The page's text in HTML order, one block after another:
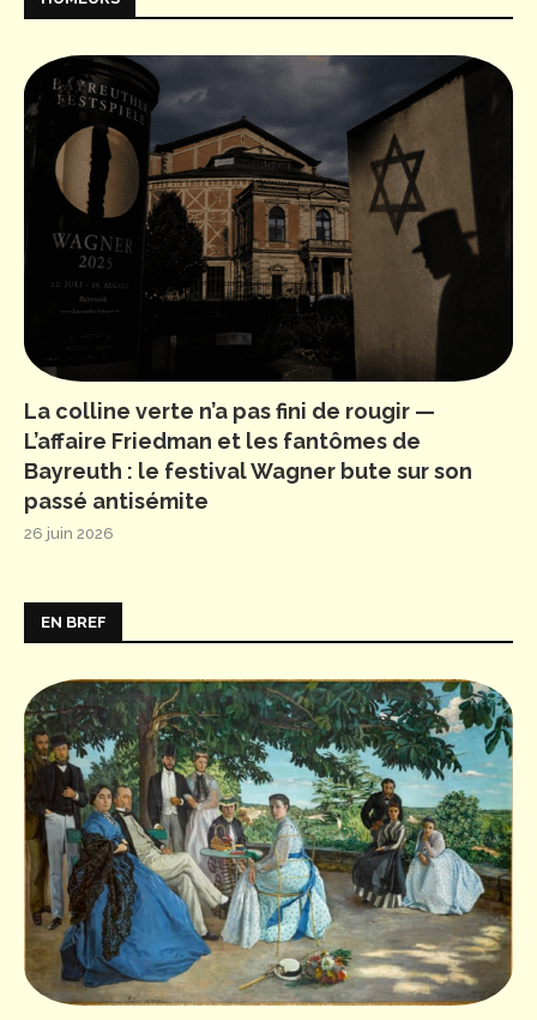
La colline verte n’a pas fini de rougir —
L’affaire Friedman et les fantômes de
Bayreuth : le festival Wagner bute sur son
passé antisémite
26 juin 2026
EN BREF